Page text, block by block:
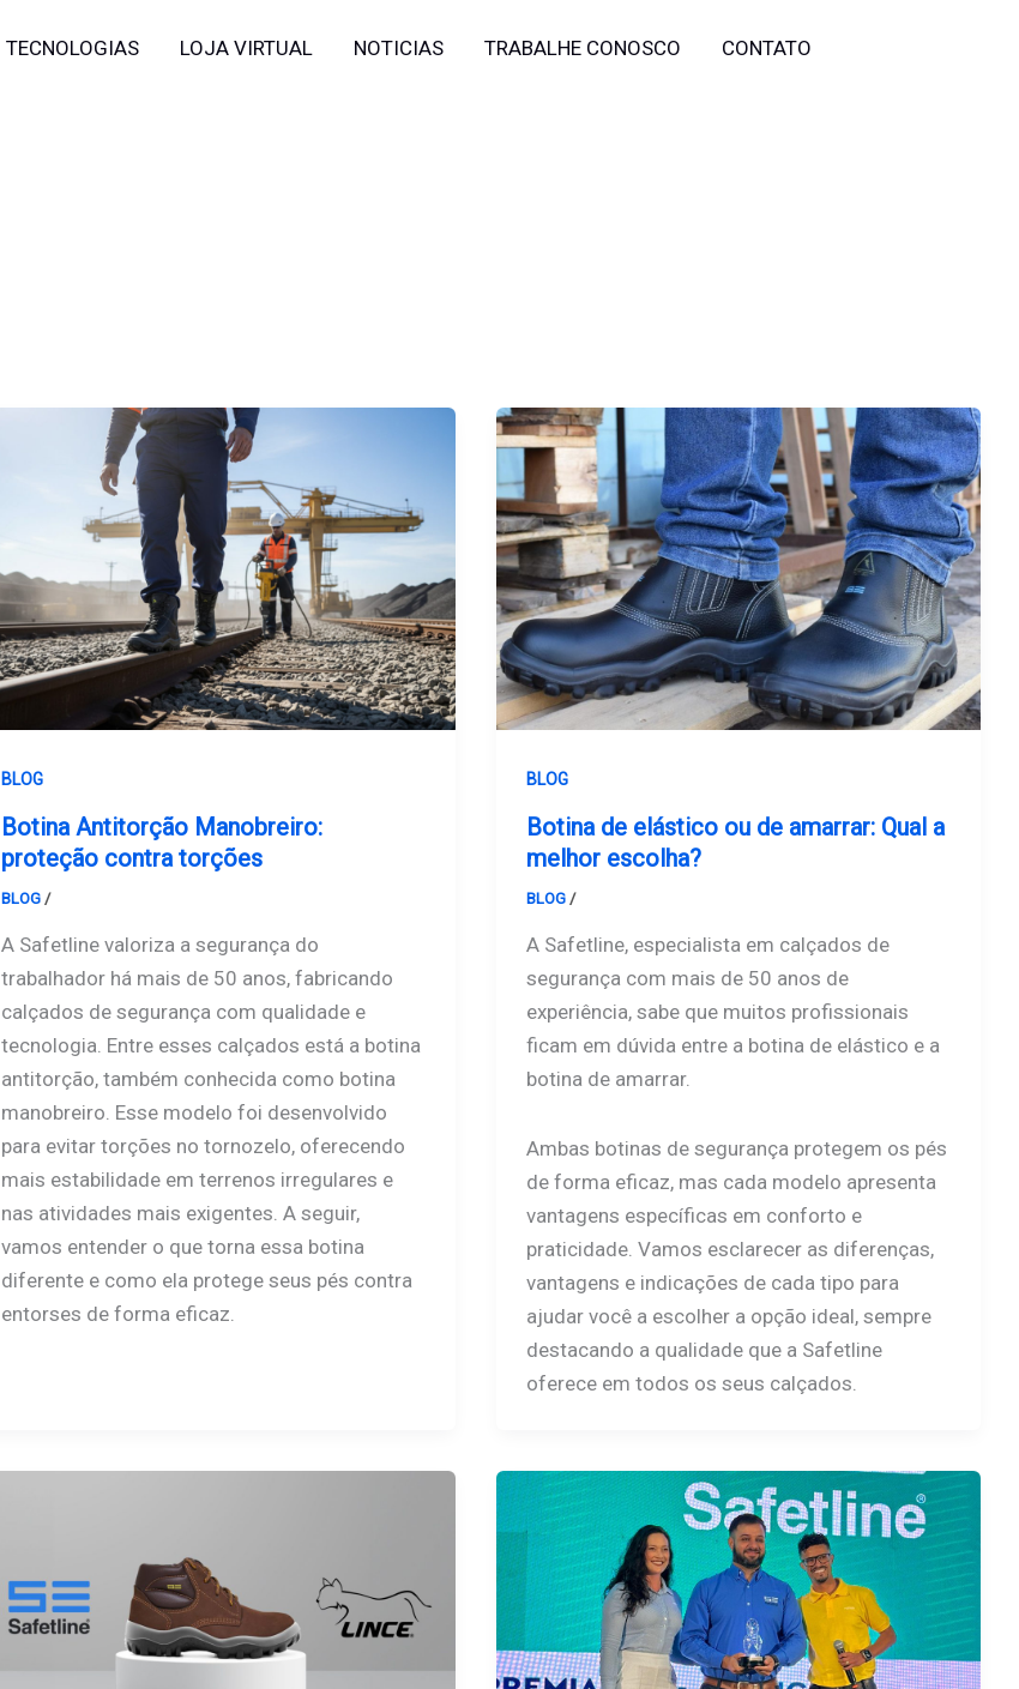
TECNOLOGIAS LOJA VIRTUAL NOTICIAS TRABALHE CONOSCO CONTATO
BLOG
Botina Antitorção Manobreiro:
proteção contra torções
BLOG /
A Safetline valoriza a segurança do
trabalhador há mais de 50 anos, fabricando
calçados de segurança com qualidade e
tecnologia. Entre esses calçados está a botina
antitorção, também conhecida como botina
manobreiro. Esse modelo foi desenvolvido
para evitar torções no tornozelo, oferecendo
mais estabilidade em terrenos irregulares e
nas atividades mais exigentes. A seguir,
vamos entender o que torna essa botina
diferente e como ela protege seus pés contra
entorses de forma eficaz.
BLOG
Botina de elástico ou de amarrar: Qual a
melhor escolha?
BLOG /
A Safetline, especialista em calçados de
segurança com mais de 50 anos de
experiência, sabe que muitos profissionais
ficam em dúvida entre a botina de elástico e a
botina de amarrar.
Ambas botinas de segurança protegem os pés
de forma eficaz, mas cada modelo apresenta
vantagens específicas em conforto e
praticidade. Vamos esclarecer as diferenças,
vantagens e indicações de cada tipo para
ajudar você a escolher a opção ideal, sempre
destacando a qualidade que a Safetline
oferece em todos os seus calçados.